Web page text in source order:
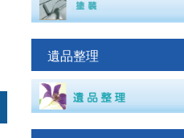
遺品整理